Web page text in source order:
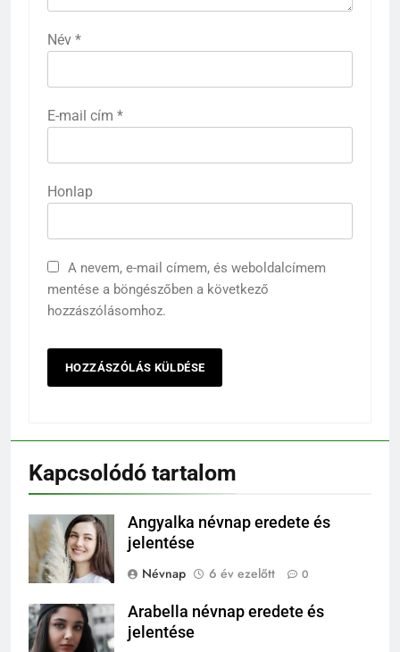
Név *
E-mail cím *
Honlap
A nevem, e-mail címem, és weboldalcímem
mentése a böngészőben a következő
hozzászólásomhoz.
Kapcsolódó tartalom
Angyalka névnap eredete és
jelentése
Névnap
6 év ezelőtt 0
Arabella névnap eredete és
jelentése